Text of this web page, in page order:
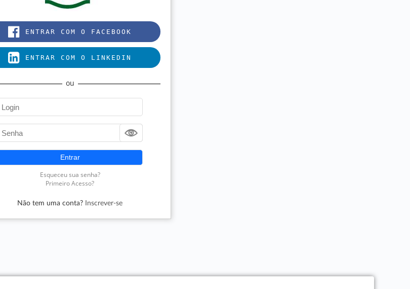
Não tem uma conta? Inscrever-se